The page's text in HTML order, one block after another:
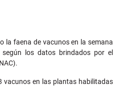
la faena de vacunos en la semana
los datos brindados por el
vacunos en las plantas habilitadas